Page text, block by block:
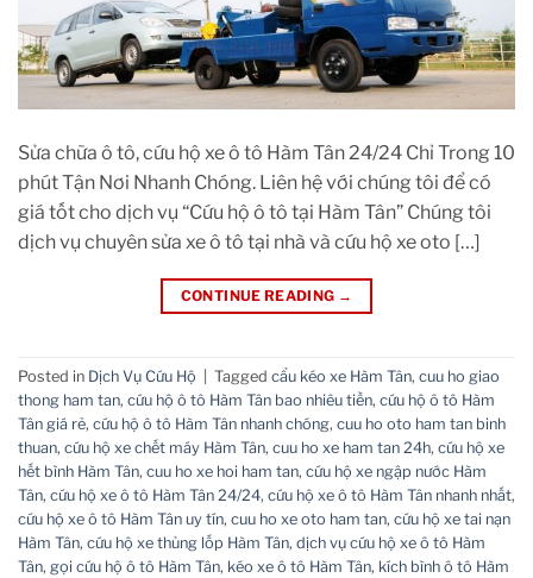
Sửa chữa ô tô, cứu hộ xe ô tô Hàm Tân 24/24 Chỉ Trong 10
phút Tận Nơi Nhanh Chóng. Liên hệ với chúng tôi để có
giá tốt cho dịch vụ “Cứu hộ ô tô tại Hàm Tân” Chúng tôi
dịch vụ chuyên sửa xe ô tô tại nhà và cứu hộ xe oto […]
CONTINUE READING →
Posted in Dịch Vụ Cứu Hộ Tagged cẩu kéo xe Hàm Tân, cuu ho giao
thong ham tan, cứu hộ ô tô Hàm Tân bao nhiêu tiền, cứu hộ ô tô Hàm
Tân giá rẻ, cứu hộ ô tô Hàm Tân nhanh chóng, cuu ho oto ham tan binh
thuan, cứu hộ xe chết máy Hàm Tân, cuu ho xe ham tan 24h, cứu hộ xe
hết bình Hàm Tân, cuu ho xe hoi ham tan, cứu hộ xe ngập nước Hàm
Tân, cứu hộ xe ô tô Hàm Tân 24/24, cứu hộ xe ô tô Hàm Tân nhanh nhất,
cứu hộ xe ô tô Hàm Tân uy tín, cuu ho xe oto ham tan, cứu hộ xe tai nạn
Hàm Tân, cứu hộ xe thủng lốp Hàm Tân, dịch vụ cứu hộ xe ô tô Hàm
Tân, gọi cứu hộ ô tô Hàm Tân, kéo xe ô tô Hàm Tân, kích bình ô tô Hàm